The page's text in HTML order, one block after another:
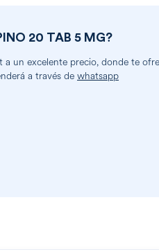
20 TAB 5 MG?
a un excelente precio, donde te
a través de whatsapp